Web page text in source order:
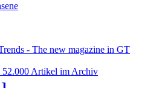
- The new magazine in GT
52.000 Artikel im Archiv